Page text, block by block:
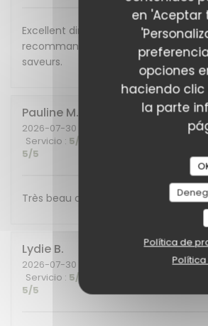
en 'Aceptar
opciones
haciendo clic
la parte
Política de
Excellent diner et excellente soirée,
recommandons cet endroit plein de
saveurs.
Pauline M
2026-07-30
Servicio : 5/5
5/5
Très beau cadre et belle
Lydie B
2026-07-30
Servicio : 5/5
5/5